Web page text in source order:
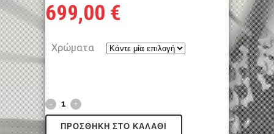
699,00 €
Χρώματα
ΠΡΟΣΘΉΚΗ ΣΤΟ ΚΑΛΆΘΙ